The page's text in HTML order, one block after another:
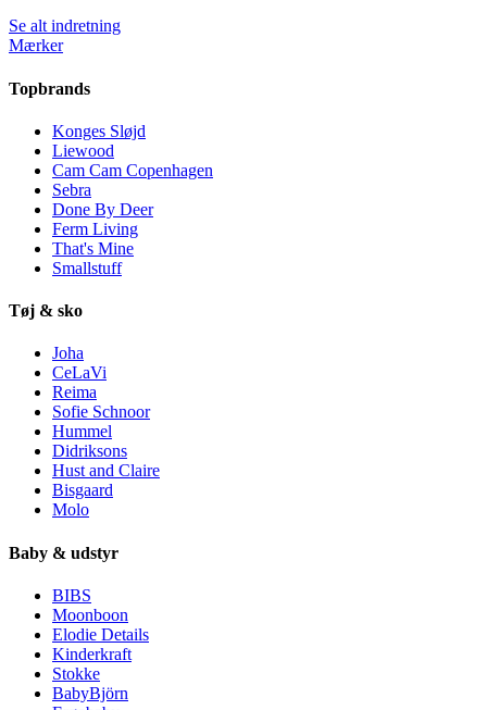
Se alt indretning
Mærker
Topbrands
Konges Sløjd
Liewood
Cam Cam Copenhagen
Sebra
Done By Deer
Ferm Living
That's Mine
Smallstuff
Tøj & sko
Joha
CeLaVi
Reima
Sofie Schnoor
Hummel
Didriksons
Hust and Claire
Bisgaard
Molo
Baby & udstyr
BIBS
Moonboon
Elodie Details
Kinderkraft
Stokke
BabyBjörn